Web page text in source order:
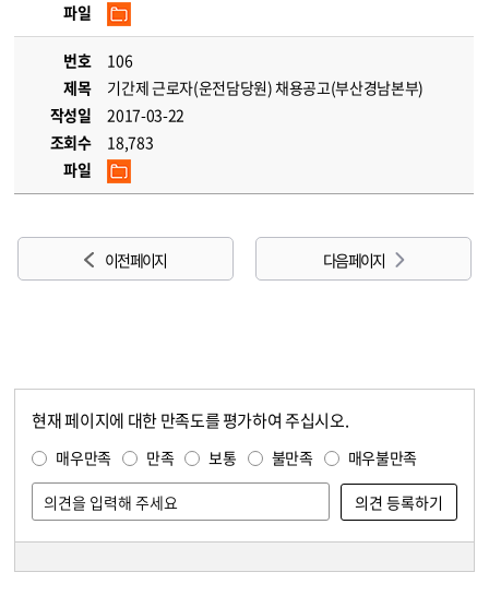
파일
번호
106
제목
기간제 근로자(운전담당원) 채용공고(부산경남본부)
작성일
2017-03-22
조회수
18,783
파일
이전 페이지 다음 페이지
현재 페이지에 대한 만족도를 평가하여 주십시오.
매우만족 만족 보통 불만족 매우불만족